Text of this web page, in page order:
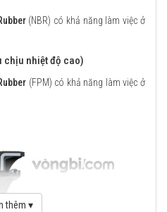
(NBR) có khả năng làm việc ở
chịu nhiệt độ cao)
(FPM) có khả năng làm việc ở
thêm ▾